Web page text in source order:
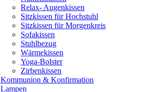
Relax- Augenkissen
Sitzkissen für Hochstuhl
Sitzkissen für Morgenkreis
Sofakissen
Stuhlbezug
Wärmekissen
Yoga-Bolster
Zirbenkissen
Kommunion & Konfirmation
Lampen